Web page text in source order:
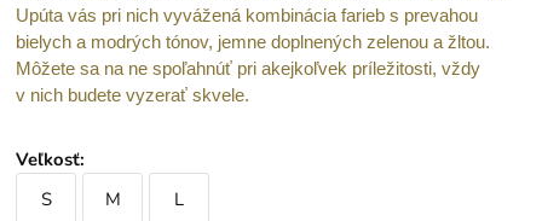
Upúta vás pri nich vyvážená kombinácia farieb s prevahou
bielych a modrých tónov, jemne doplnených zelenou a žltou.
Môžete sa na ne spoľahnúť pri akejkoľvek príležitosti, vždy
v nich budete vyzerať skvele.
Veľkosť:
S
M L